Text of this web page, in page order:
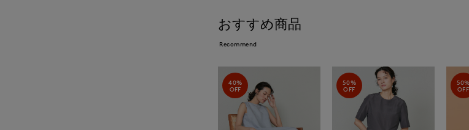
おすすめ商品
Recommend
40%
OFF
50%
OFF
50%
OFF